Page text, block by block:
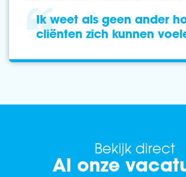
Ik weet als geen ander
cliënten zich kunnen
Bekijk direct
Al onze